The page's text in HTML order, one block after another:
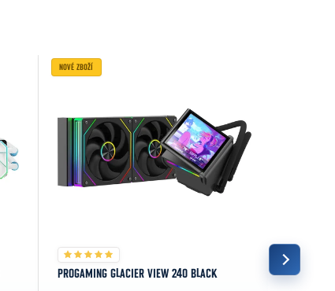
NOVÉ ZBOŽÍ
PROGAMING GLACIER VIEW 240 BLACK
ARCTIC